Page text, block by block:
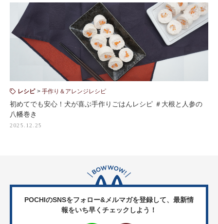
レシピ 手作り＆アレンジレシピ
初めてでも安心！犬が喜ぶ手作りごはんレシピ ＃大根と人参の
八幡巻き
2025.12.25
POCHIのSNSをフォロー&メルマガを登録して、 最新情
報をいち早くチェックしよう！